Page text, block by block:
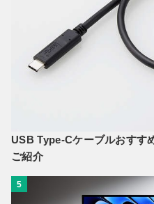
USB Type-Cケーブルおすす
ご紹介
5